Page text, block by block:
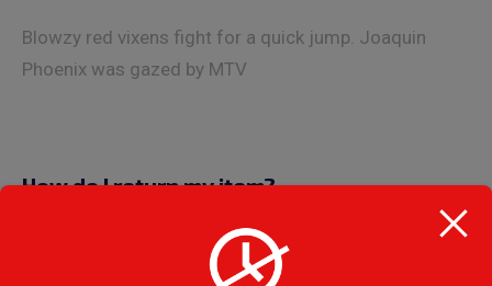
Blowzy red vixens fight for a quick jump. Joaquin
Phoenix was gazed by MTV
How do I return my item?
My brave ghost pled. Five quacking zephyrs jolt my
wax bed. Flummoxed by job, kvetching W. zaps Iraq.